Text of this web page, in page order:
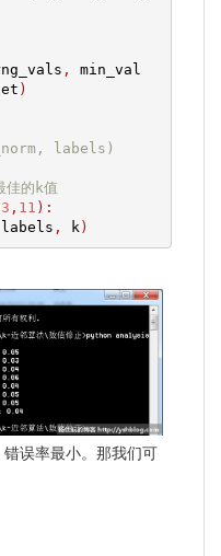
,
min_val
)
labels)
佳的k值
3 , 11 ):
labels , k )
误率最小。那我们可